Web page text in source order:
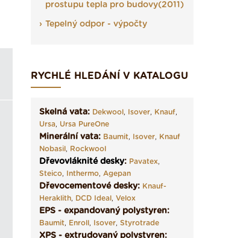
prostupu tepla pro budovy(2011)
Tepelný odpor - výpočty
RYCHLÉ HLEDÁNÍ V KATALOGU
Skelná vata: Dekwool, Isover, Knauf,
Ursa, Ursa PureOne
Minerální vata: Baumit, Isover, Knauf
Nobasil, Rockwool
Dřevovláknité desky: Pavatex,
Steico, Inthermo, Agepan
Dřevocementové desky: Knauf-
Heraklith, DCD Ideal, Velox
EPS - expandovaný polystyren:
Baumit, Enroll, Isover, Styrotrade
XPS - extrudovaný polystyren: